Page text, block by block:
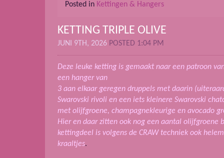
Posted in Kettingen & Hangers
KETTING TRIPLE OLIVE
JUNI 9TH, 2026 POSTED 1:04 PM
Deze leuke ketting is gemaakt naar een patroon
een hanger van
3 aan elkaar geregen druppels met daarin
Swarovski rivoli en een iets kleinere Swarovski
met olijfgroene, champagnekleurige en avocado
Hier en daar zitten ook nog een aantal olijfgroene
kettingdeel is volgens de CRAW techniek ook
kraaltjes.